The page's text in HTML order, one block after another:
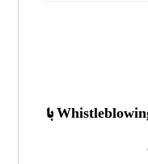
ایزو ۳۷۰۰۲ و افشاگران فساد | Whistleblowing با